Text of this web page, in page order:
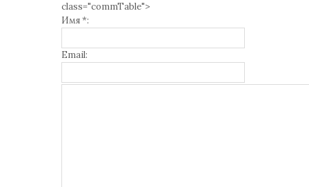
class="commTable">
Имя *:
Email: